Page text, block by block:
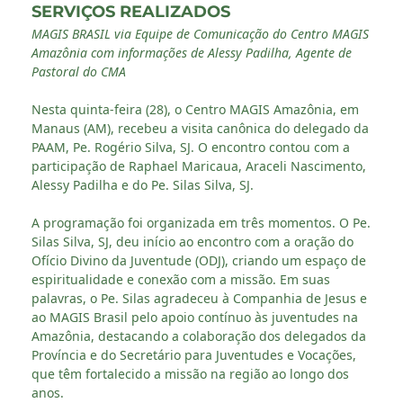
SERVIÇOS REALIZADOS
MAGIS BRASIL via Equipe de Comunicação do Centro MAGIS
Amazônia com informações de Alessy Padilha, Agente de
Pastoral do CMA
Nesta quinta-feira (28), o Centro MAGIS Amazônia, em
Manaus (AM), recebeu a visita canônica do delegado da
PAAM, Pe. Rogério Silva, SJ. O encontro contou com a
participação de Raphael Maricaua, Araceli Nascimento,
Alessy Padilha e do Pe. Silas Silva, SJ.
A programação foi organizada em três momentos. O Pe.
Silas Silva, SJ, deu início ao encontro com a oração do
Ofício Divino da Juventude (ODJ), criando um espaço de
espiritualidade e conexão com a missão. Em suas
palavras, o Pe. Silas agradeceu à Companhia de Jesus e
ao MAGIS Brasil pelo apoio contínuo às juventudes na
Amazônia, destacando a colaboração dos delegados da
Província e do Secretário para Juventudes e Vocações,
que têm fortalecido a missão na região ao longo dos
anos.